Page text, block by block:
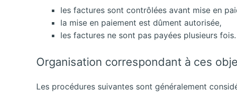
les factures sont contrôlées avant mise en
la mise en paiement est dûment autorisée,
les factures ne sont pas payées plusieurs fois.
Organisation correspondant à ces
Les procédures suivantes sont généralement